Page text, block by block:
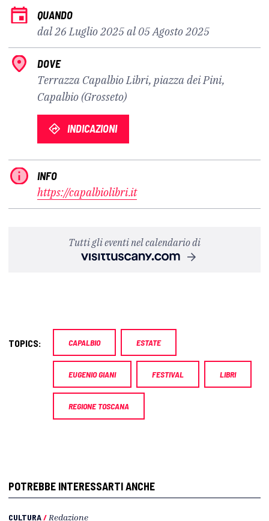
QUANDO
dal 26 Luglio 2025 al 05 Agosto 2025
DOVE
Terrazza Capalbio Libri, piazza dei Pini,
Capalbio (Grosseto)
INDICAZIONI
INFO
https://capalbiolibri.it
Tutti gli eventi nel calendario di
TOPICS: CAPALBIO ESTATE
EUGENIO GIANI FESTIVAL LIBRI
REGIONE TOSCANA
POTREBBE INTERESSARTI ANCHE
CULTURA/ Redazione